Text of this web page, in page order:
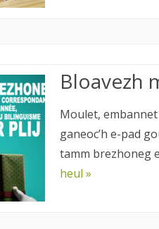
Bloavezh
Moulet,
ganeoc’h e-pad
tamm brezhoneg
heul »